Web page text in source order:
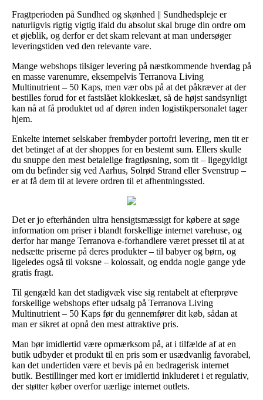
Fragtperioden på Sundhed og skønhed || Sundhedspleje er
naturligvis rigtig vigtig ifald du absolut skal bruge din ordre om
et øjeblik, og derfor er det skam relevant at man undersøger
leveringstiden ved den relevante vare.
Mange webshops tilsiger levering på næstkommende hverdag på
en masse varenumre, eksempelvis Terranova Living
Multinutrient – 50 Kaps, men vær obs på at det påkræver at der
bestilles forud for et fastslået klokkeslæt, så de højst sandsynligt
kan nå at få produktet ud af døren inden logistikpersonalet tager
hjem.
Enkelte internet selskaber frembyder portofri levering, men tit er
det betinget af at der shoppes for en bestemt sum. Ellers skulle
du snuppe den mest betalelige fragtløsning, som tit – ligegyldigt
om du befinder sig ved Aarhus, Solrød Strand eller Svenstrup –
er at få dem til at levere ordren til et afhentningssted.
Det er jo efterhånden ultra hensigtsmæssigt for købere at søge
information om priser i blandt forskellige internet varehuse, og
derfor har mange Terranova e-forhandlere været presset til at at
nedsætte priserne på deres produkter – til babyer og børn, og
ligeledes også til voksne – kolossalt, og endda nogle gange yde
gratis fragt.
Til gengæld kan det stadigvæk vise sig rentabelt at efterprøve
forskellige webshops efter udsalg på Terranova Living
Multinutrient – 50 Kaps før du gennemfører dit køb, sådan at
man er sikret at opnå den mest attraktive pris.
Man bør imidlertid være opmærksom på, at i tilfælde af at en
butik udbyder et produkt til en pris som er usædvanlig favorabel,
kan det undertiden være et bevis på en bedragerisk internet
butik. Bestillinger med kort er imidlertid inkluderet i et regulativ,
der støtter køber overfor uærlige internet outlets.